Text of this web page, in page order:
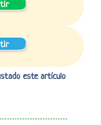
este artículo